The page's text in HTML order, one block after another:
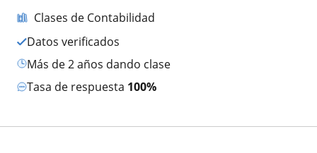
Clases de Contabilidad
Datos verificados
más de 2 años dando clase
Tasa de respuesta 100%